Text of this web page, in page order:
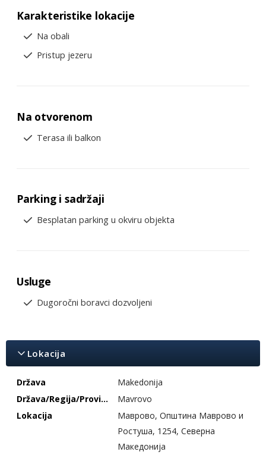
Karakteristike lokacije
Na obali
Pristup jezeru
Na otvorenom
Terasa ili balkon
Parking i sadržaji
Besplatan parking u okviru objekta
Usluge
Dugoročni boravci dozvoljeni
Lokacija
Država
Makedonija
Država/Regija/Provincija
Mavrovo
Lokacija
Маврово, Општина Маврово и
Ростуша, 1254, Северна
Македонија